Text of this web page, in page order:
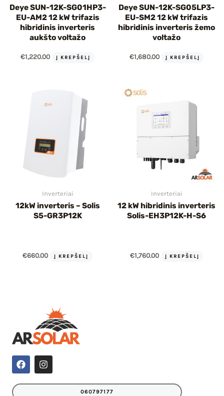
Deye SUN-12K-SG01HP3-
EU-AM2 12 kW trifazis
hibridinis inverteris
aukšto voltažo
€1,220.00 Į KREPŠELĮ
Deye SUN-12K-SG05LP3-
EU-SM2 12 kW trifazis
hibridinis inverteris žemo
voltažo
€1,680.00 Į KREPŠELĮ
Inverteriai
12kW inverteris – Solis
S5-GR3P12K
€660.00 Į KREPŠELĮ
Inverteriai
12 kW hibridinis inverteris
Solis-EH3P12K-H-S6
€1,760.00 Į KREPŠELĮ
F
a
e
I
n
t
060797177